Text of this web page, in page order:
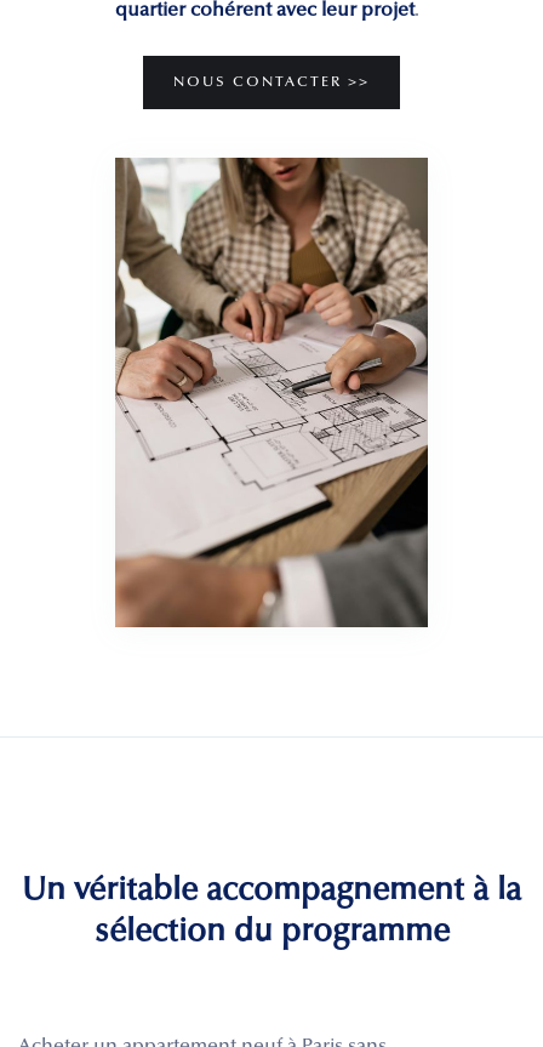
quartier cohérent avec leur projet.
NOUS CONTACTER >>
Un véritable accompagnement à la
sélection du programme